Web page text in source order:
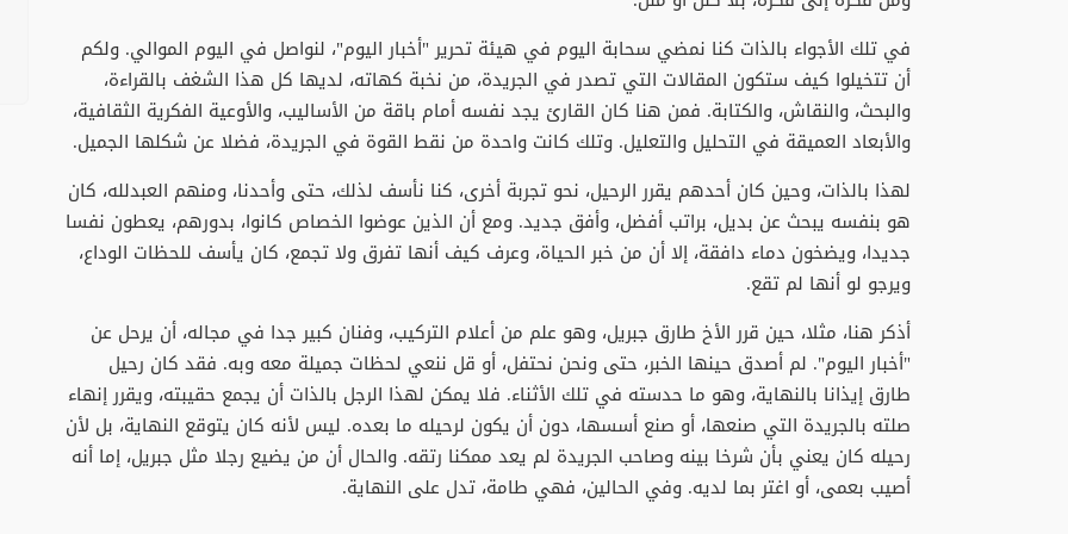
في تلك الأجواء بالذات كنا نمضي سحابة اليوم في هيئة تحرير "أخبار اليوم"، لنواصل في اليوم الموالي. ولكم
أن تتخيلوا كيف ستكون المقالات التي تصدر في الجريدة، من نخبة كهاته، لديها كل هذا الشغف بالقراءة،
والبحث، والنقاش، والكتابة. فمن هنا كان القارئ يجد نفسه أمام باقة من الأساليب، والأوعية الفكرية الثقافية،
والأبعاد العميقة في التحليل والتعليل. وتلك كانت واحدة من نقط القوة في الجريدة، فضلا عن شكلها الجميل.
لهذا بالذات، وحين كان أحدهم يقرر الرحيل، نحو تجربة أخرى، كنا نأسف لذلك، حتى وأحدنا، ومنهم العبدلله، كان
هو بنفسه يبحث عن بديل، براتب أفضل، وأفق جديد. ومع أن الذين عوضوا الخصاص كانوا، بدورهم، يعطون نفسا
جديدا، ويضخون دماء دافقة، إلا أن من خبر الحياة، وعرف كيف أنها تفرق ولا تجمع، كان يأسف للحظات الوداع،
ويرجو لو أنها لم تقع.
أذكر هنا، مثلا، حين قرر الأخ طارق جبريل، وهو علم من أعلام التركيب، وفنان كبير جدا في مجاله، أن يرحل عن
"أخبار اليوم". لم أصدق حينها الخبر، حتى ونحن نحتفل، أو قل ننعي لحظات جميلة معه وبه. فقد كان رحيل
طارق إيذانا بالنهاية، وهو ما حدسته في تلك الأثناء. فلا يمكن لهذا الرجل بالذات أن يجمع حقيبته، ويقرر إنهاء
صلته بالجريدة التي صنعها، أو صنع أسسها، دون أن يكون لرحيله ما بعده. ليس لأنه كان يتوقع النهاية، بل لأن
رحيله كان يعني بأن شرخا بينه وصاحب الجريدة لم يعد ممكنا رتقه. والحال أن من يضيع رجلا مثل جبريل، إما أنه
أصيب بعمى، أو اغتر بما لديه. وفي الحالين، فهي طامة، تدل على النهاية.